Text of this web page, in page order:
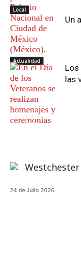
Actualidad
Local
Un
Los
las
24 de Julio 2026